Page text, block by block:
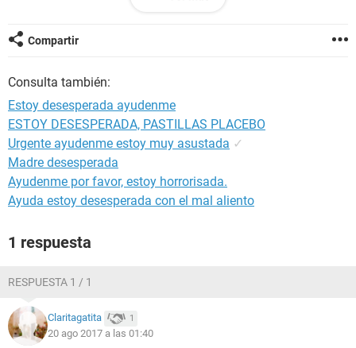
El día que ocurrió la rotura del preservativo estaba en mi
último día de periodo
Compartir
Consulta también:
Estoy desesperada ayudenme
ESTOY DESESPERADA, PASTILLAS PLACEBO
Urgente ayudenme estoy muy asustada ✓
Madre desesperada
Ayudenme por favor, estoy horrorisada.
Ayuda estoy desesperada con el mal aliento
1 respuesta
RESPUESTA 1 / 1
Claritagatita 1
20 ago 2017 a las 01:40